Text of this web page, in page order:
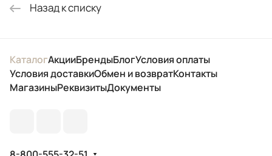
Назад к списку
КаталогАкцииБрендыБлогУсловия оплаты
Условия доставкиОбмен и возвратКонтакты
МагазиныРеквизитыДокументы